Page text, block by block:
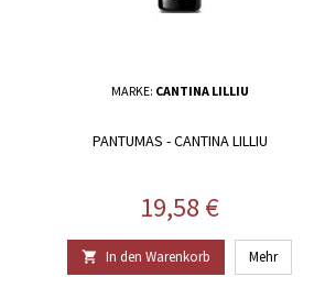
MARKE: CANTINA LILLIU
PANTUMAS - CANTINA LILLIU
Preis
19,58 €
 In den Warenkorb Mehr